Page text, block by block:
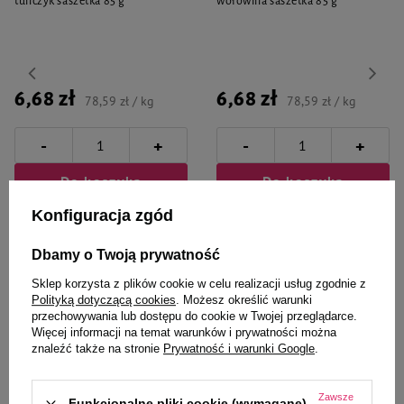
6,68 zł 78,59 zł / kg
- +
Do koszyka
6,68 zł 78,59 zł / kg
- +
Do koszyka
Wybrane specjalnie dla
Ciebie i Twojego czworonoga
Konfiguracja zgód
Dbamy o Twoją prywatność
Sklep korzysta z plików cookie w celu realizacji usług zgodnie z
Polityką dotyczącą cookies . Możesz określić warunki
przechowywania lub dostępu do cookie w Twojej przeglądarce.
Więcej informacji na temat warunków i prywatności można
znaleźć także na stronie Prywatność i warunki Google
Zawsze